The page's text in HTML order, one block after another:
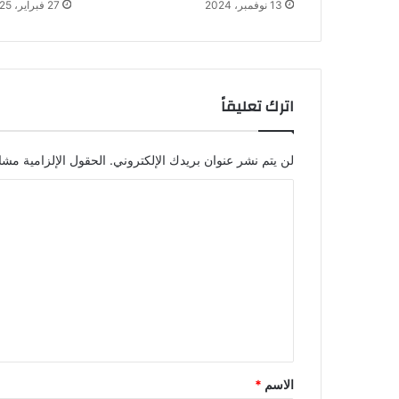
13 نوفمبر، 2024 27 فبراير، 2025
اترك تعليقاً
لن يتم نشر عنوان بريدك الإلكتروني. الحقول الإلزامية
*
الاسم *